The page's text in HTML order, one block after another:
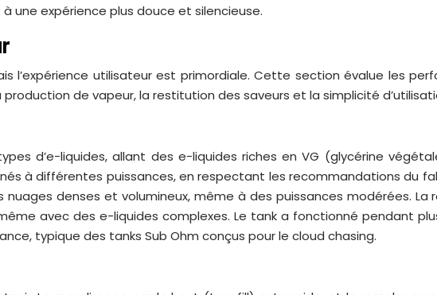
une expérience plus douce et silencieuse.
l’expérience utilisateur est primordiale. Cette section évalue les
de vapeur, la restitution des saveurs et la simplicité
d’e-liquides, allant des e-liquides riches en VG (glycérine
à différentes puissances, en respectant les recommandations du
denses et volumineux, même à des puissances modérées.
avec des e-liquides complexes. Le tank a fonctionné pendant
typique des tanks Sub Ohm conçus pour le cloud chasing.